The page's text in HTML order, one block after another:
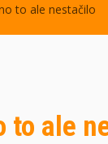
to ale nestačilo
to ale